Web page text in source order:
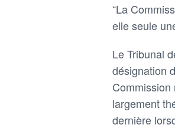
“La
elle seule
Le Tribunal
désignation
largement
dernière